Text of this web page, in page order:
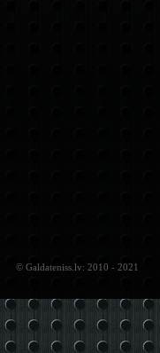
© Galdateniss.lv: 2010 - 2021